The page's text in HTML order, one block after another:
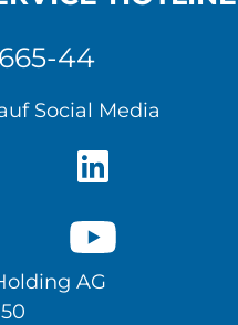
44
Social Media
AG